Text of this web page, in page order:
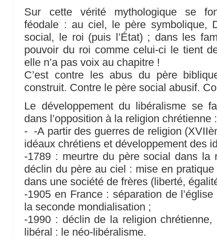
Sur cette vérité mythologique se
féodale : au ciel, le père symbolique,
social, le roi (puis l’État) ; dans les
pouvoir du roi comme celui-ci le tient
elle n’a pas voix au chapitre !
C’est contre les abus du père
construit. Contre le père social abusif.
Le développement du libéralisme se
dans l’opposition à la religion chrétienne :
- -A partir des guerres de religion
idéaux chrétiens et développement des
-1789 : meurtre du père social dans la
déclin du père au ciel : mise en
dans une société de frères (liberté,
-1905 en France : séparation de
la seconde mondialisation ;
-1990 : déclin de la religion chrétienne,
libéral : le néo-libéralisme.